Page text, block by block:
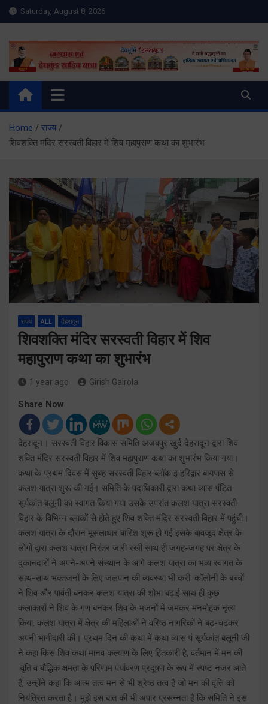
Skip
to
Saturday, August 8, 2026
Meru Raibar | Uttarakhand
News | Uttarkashi News
meruraibar.com
Home
राज्य
शिवशक्ति मंदिर सरस्वती विहार में शिव महापुराण कथा का शुभारंभ
राज्य ALL देहरादून
शिवशक्ति मंदिर सरस्वती विहार में शिव
महापुराण कथा का शुभारंभ
1 year ago Girish Gairola
Share Now
देहरादून। सरस्वती विहार विकास समिति अजबपुर खुर्द देहरादून द्वारा शिव
शक्ति मंदिर सरस्वती विहार में शिव महापुराण कथा का शुभारंभ किया गया।
कथा के प्रथम दिवस में सुबह सरस्वती विहार ब्लॉक इ हरिद्वार बायपास से
कलश यात्रा शुरू की गई। समिति के पदाधिकारी द्वारा कथा व्यास पंडित
सूर्यकांत बलूनी का स्वागत किया गया उसके उपरांत कलश यात्रा सरस्वती
विहार के विभिन्न ब्लाकों से होते हुए शिव शक्ति मंदिर सरस्वती विहार में पहुंची।
कलश यात्रा के दौरान मूसलाधार बारिश शुरू हो गई इसके बावजूद क्षेत्र के
लोगों द्वारा कलश यात्रा निरंतर जारी रखी साथ ही जगह-जगह पर क्षेत्र के
दुकानदारों ने अपने-अपने संस्थान के आगे कलश यात्रा का भव्य स्वागत के
साथ-साथ भक्तजनों के लिए जलपान की व्यवस्था भी करी. कॉलोनी के बच्चों
ने शिव और पार्वती बनकर कलश यात्रा की शोभा बढ़ाई साथ ही कुछ
कलाकारों ने शिव के गण बनकर शिव के भजनों में जमकर मनमोहक नृत्य
किया. कलश यात्रा में क्षेत्र की महिलाओं ने वरिष्ठ नागरिकों ने बढ़-चढकर
अपनी भागीदारी की। प्रथम दिन की कथा में कथा व्यास पं सूर्यकांत बलूनी जी
ने कहा किस शिव कथा मानव कल्याण के लिए हितकारी है, वर्तमान में मन की
वृति व बौद्धिक क्षमता के परिणाम पर्यावरण प्रदूषण के रूप में स्पष्ट नजर आते
हैं, उन्होंने कहा कि आत्म तत्व मन से भी श्रेष्ठ तत्व है जो मन की वृत्ति को
नियंत्रित करता है। मुझे इस बात की भी अपार प्रसन्नता है कि समिति ने इस